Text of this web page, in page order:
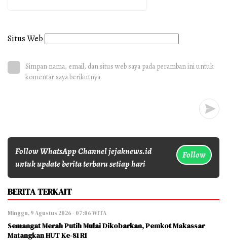
Situs Web
Simpan nama, email, dan situs web saya pada peramban ini untuk
komentar saya berikutnya.
Follow WhatsApp Channel jejaknews.id
untuk update berita terbaru setiap hari
Follow
BERITA TERKAIT
Minggu, 9 Agustus 2026 - 07:06 WITA
Semangat Merah Putih Mulai Dikobarkan, Pemkot Makassar
Matangkan HUT Ke-81 RI